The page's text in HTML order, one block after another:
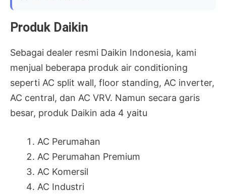
Produk Daikin
Sebagai dealer resmi Daikin Indonesia, kami
menjual beberapa produk air conditioning
seperti AC split wall, floor standing, AC inverter,
AC central, dan AC VRV. Namun secara garis
besar, produk Daikin ada 4 yaitu
AC Perumahan
AC Perumahan Premium
AC Komersil
AC Industri